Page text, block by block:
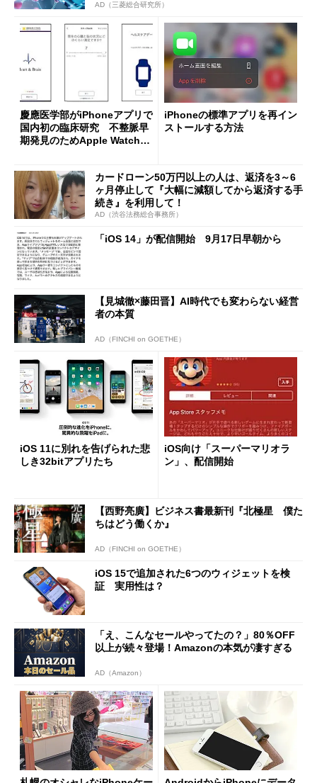
AD（三菱総合研究所）
慶應医学部がiPhoneアプリで
国内初の臨床研究 不整脈早
期発見のためApple Watchを
iPhoneの標準アプリを再イン
ストールする方法
カードローン50万円以上の人は、返済を3～6
ヶ月停止して『大幅に減額してから返済する手
続き』を利用して！
AD（渋谷法務総合事務所）
「iOS 14」が配信開始 9月17日早朝から
【見城徹×藤田晋】AI時代でも変わらない経営
者の本質
AD（FINCHI on GOETHE）
iOS 11に別れを告げられた悲
しき32bitアプリたち
iOS向け「スーパーマリオラ
ン」、配信開始
【西野亮廣】ビジネス書最新刊『北極星 僕た
ちはどう働くか』
AD（FINCHI on GOETHE）
iOS 15で追加された6つのウィジェットを検
証 実用性は？
「え、こんなセールやってたの？」80％OFF
以上が続々登場！Amazonの本気が凄すぎる
AD（Amazon）